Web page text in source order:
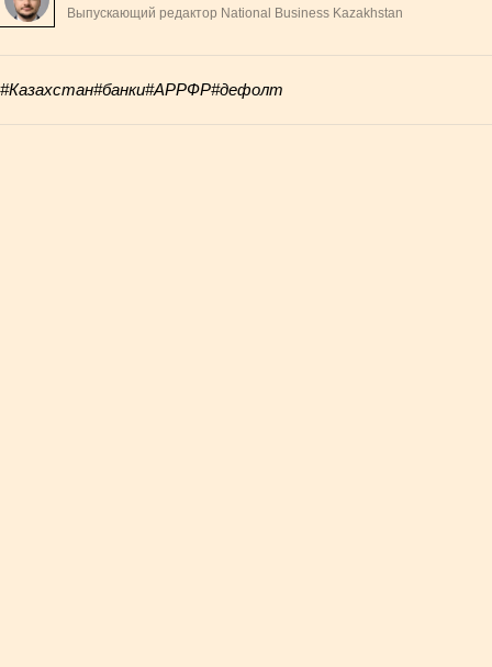
Выпускающий редактор National Business Kazakhstan
#Казахстан#банки#АРРФР#дефолт